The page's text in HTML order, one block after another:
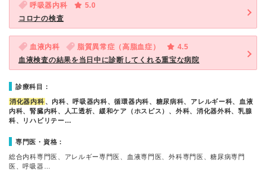
呼吸器内科
5.0
コロナの検査
血液内科 脂質異常症（高脂血症）
4.5
血液検査の結果を当日中に診断してくれる重宝な病院
診療科目：
消化器内科 、内科、呼吸器内科、循環器内科、糖尿病科、アレルギー科、血液
内科、腎臓内科、人工透析、緩和ケア（ホスピス）、外科、消化器外科、乳腺
科、リハビリテー…
専門医・資格：
総合内科専門医、アレルギー専門医、血液専門医、外科専門医、糖尿病専門
医、呼吸器…